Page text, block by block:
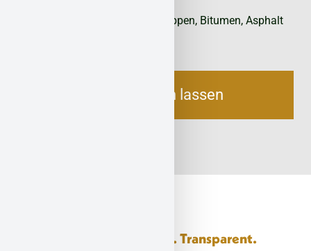
- Teerprodukte, Dachpappen, Bitumen, Asphalt
Jetzt beraten lassen
Sicher. Strukturiert. Transparent.